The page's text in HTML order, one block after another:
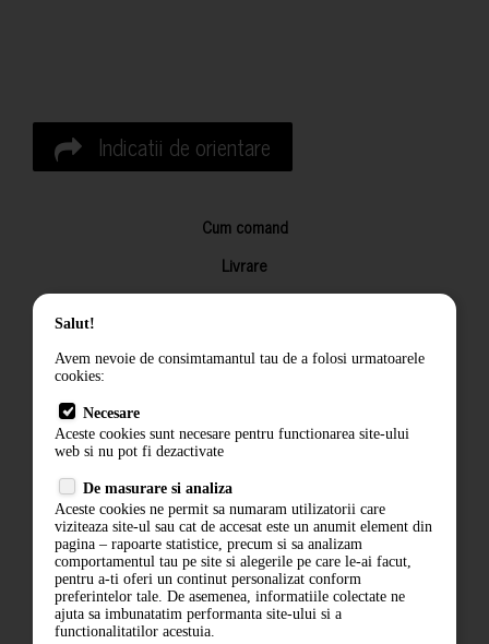
Indicatii de orientare
Cum comand
Livrare
Returnarea produselor
Termeni si conditii
Politica de confidentialitate
ANPC
Salut!
Avem nevoie de consimtamantul tau de a folosi urmatoarele
cookies:
Necesare
Aceste cookies sunt necesare pentru functionarea site-ului
web si nu pot fi dezactivate
De masurare si analiza
Aceste cookies ne permit sa numaram utilizatorii care
viziteaza site-ul sau cat de accesat este un anumit element din
pagina – rapoarte statistice, precum si sa analizam
comportamentul tau pe site si alegerile pe care le-ai facut,
pentru a-ti oferi un continut personalizat conform
preferintelor tale. De asemenea, informatiile colectate ne
ajuta sa imbunatatim performanta site-ului si a
functionalitatilor acestuia.